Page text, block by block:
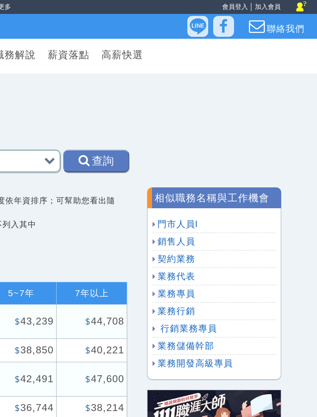
會員登入 加入會員
多
聯絡我們
務解說 薪資落點 高薪快選
查詢
依年資排序；可幫助您看出隨
入其中
5~7年 7年以上
$43,239 $44,708
$38,850 $40,221
$42,491 $47,600
$36,744 $38,214
相似職務名稱與工作機會
門市人員l
銷售人員
契約業務
業務代表
業務專員
業務行銷
行銷業務專員
業務儲備幹部
業務開發高級專員